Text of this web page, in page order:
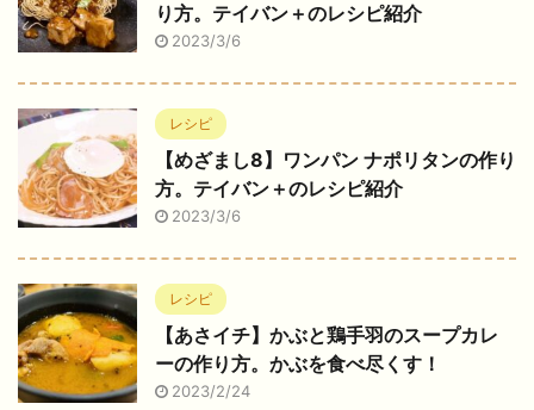
り方。テイバン＋のレシピ紹介
2023/3/6
レシピ
【めざまし8】ワンパン ナポリタンの作り
方。テイバン＋のレシピ紹介
2023/3/6
レシピ
【あさイチ】かぶと鶏手羽のスープカレ
ーの作り方。かぶを食べ尽くす！
2023/2/24